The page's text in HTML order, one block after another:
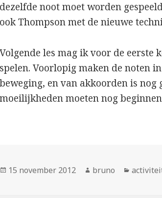
dezelfde noot moet worden
ook Thompson met de nieuwe
Volgende les mag ik voor de eerste
spelen. Voorlopig maken de noten
beweging, en van akkoorden is nog
moeilijkheden moeten nog
Geplaatst
15 november 2012 Auteur
bruno